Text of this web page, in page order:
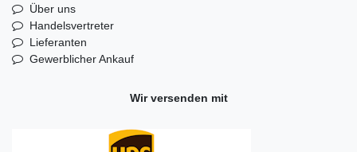
Über uns
Handelsvertreter
Lieferanten
Gewerblicher Ankauf
Wir versenden mit